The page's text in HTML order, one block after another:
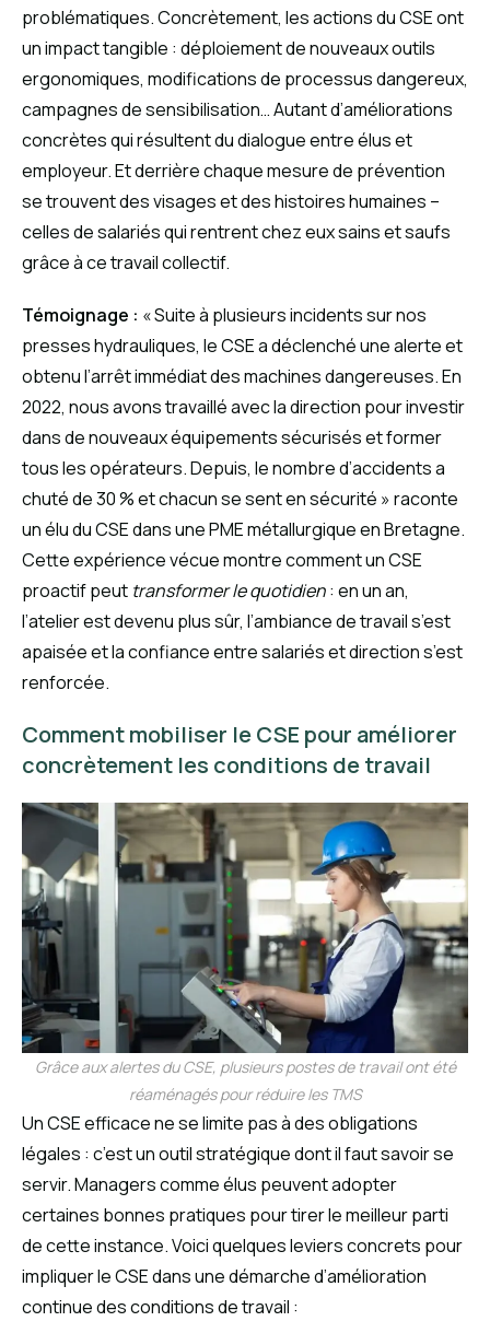
problématiques. Concrètement, les actions du CSE ont
un impact tangible : déploiement de nouveaux outils
ergonomiques, modifications de processus dangereux,
campagnes de sensibilisation… Autant d’améliorations
concrètes qui résultent du dialogue entre élus et
employeur. Et derrière chaque mesure de prévention
se trouvent des visages et des histoires humaines –
celles de salariés qui rentrent chez eux sains et saufs
grâce à ce travail collectif.
Témoignage : « Suite à plusieurs incidents sur nos
presses hydrauliques, le CSE a déclenché une alerte et
obtenu l’arrêt immédiat des machines dangereuses. En
2022, nous avons travaillé avec la direction pour investir
dans de nouveaux équipements sécurisés et former
tous les opérateurs. Depuis, le nombre d’accidents a
chuté de 30 % et chacun se sent en sécurité » raconte
un élu du CSE dans une PME métallurgique en Bretagne.
Cette expérience vécue montre comment un CSE
proactif peut transformer le quotidien: en un an,
l’atelier est devenu plus sûr, l’ambiance de travail s’est
apaisée et la confiance entre salariés et direction s’est
renforcée.
Comment mobiliser le CSE pour améliorer
concrètement les conditions de travail
Grâce aux alertes du CSE, plusieurs postes de travail ont été
réaménagés pour réduire les TMS
Un CSE efficace ne se limite pas à des obligations
légales : c’est un outil stratégique dont il faut savoir se
servir. Managers comme élus peuvent adopter
certaines bonnes pratiques pour tirer le meilleur parti
de cette instance. Voici quelques leviers concrets pour
impliquer le CSE dans une démarche d’amélioration
continue des conditions de travail :